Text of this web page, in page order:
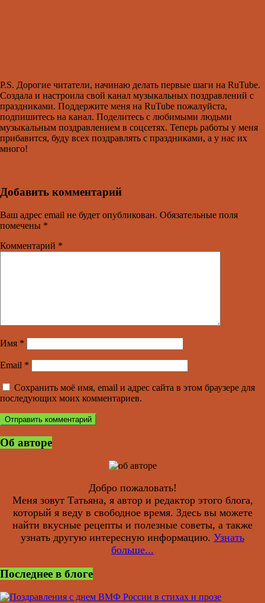
P.S. Дорогие читатели, начинаю делать первые шаги на RuTube.
Создала и настроила свой канал музыкальных поздравлений с
праздниками. Поддержите меня на RuTube пожалуйста,
подпишитесь на канал. Поделитесь с любимыми людьми
музыкальным поздравлением в соцсетях. Теперь работы у меня
прибавится, буду всех поздравлять с праздниками, а у нас их
много!
Добавить комментарий
Ваш адрес email не будет опубликован. Обязательные поля
помечены *
Комментарий *
Имя *
Email *
Сохранить моё имя, email и адрес сайта в этом браузере для
последующих моих комментариев.
Об авторе
Добро пожаловать!
Меня зовут Татьяна, я автор и редактор этого блога,
который я веду в свободное время. Здесь вы можете
найти вкусные рецепты и полезные советы, а также
узнать другую интересную информацию. Узнать
больше...
Последнее в блоге